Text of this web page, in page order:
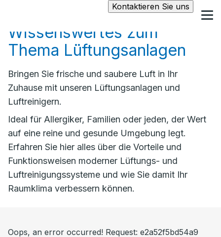
Kontaktieren Sie uns
Wissenswertes zum
Thema Lüftungsanlagen
Bringen Sie frische und saubere Luft in Ihr
Zuhause mit unseren Lüftungsanlagen und
Luftreinigern.
Ideal für Allergiker, Familien oder jeden, der Wert
auf eine reine und gesunde Umgebung legt.
Erfahren Sie hier alles über die Vorteile und
Funktionsweisen moderner Lüftungs- und
Luftreinigungssysteme und wie Sie damit Ihr
Raumklima verbessern können.
Oops, an error occurred! Request: e2a52f5bd54a9